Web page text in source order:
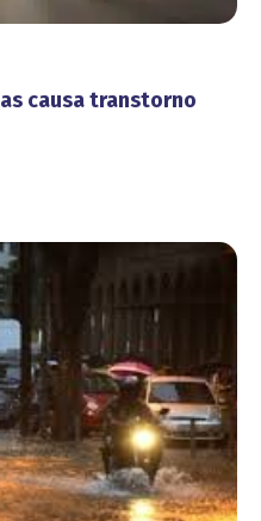
causa transtorno